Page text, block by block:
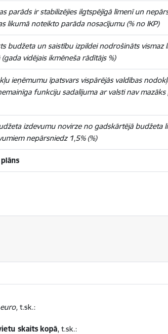
parāds ir stabilizējies ilgtspējīgā līmenī un
likumā noteikto parāda nosacījumu (% no IKP)
budžeta un saistību izpildei nodrošināts vismaz
vidējais ikmēneša rādītājs %)
ieņēmumu īpatsvars vispārējās valdības
funkciju sadalījuma ar valsti nav mazāks
izdevumu novirze no gadskārtējā budžeta
nepārsniedz 1,5% (%)
euro, t.sk.:
skaits kopā, t.sk.: